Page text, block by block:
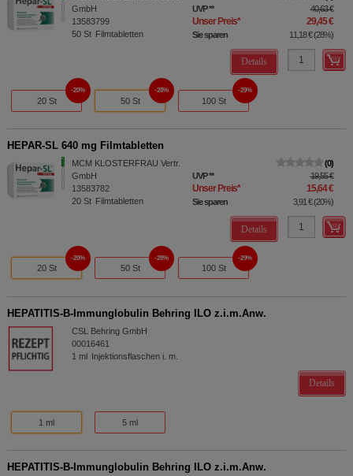
GmbH
13583799
50 St Filmtabletten
UVP** 40,63 €
Unser Preis* 29,45 €
Sie sparen 11,18 €(28%)
Details
20 St
20%
50 St
28%
100 St
29%
HEPAR-SL 640 mg Filmtabletten
MCM KLOSTERFRAU Vertr.
GmbH
13583782
20 St Filmtabletten
0
UVP** 19,55 €
Unser Preis* 15,64 €
Sie sparen 3,91 €(20%)
Details
20 St
20%
50 St
28%
100 St
29%
HEPATITIS-B-Immunglobulin Behring ILO z.i.m.Anw.
CSL Behring GmbH
00016461
1 ml Injektionsflaschen i. m.
Details
1 ml 5 ml
HEPATITIS-B-Immunglobulin Behring ILO z.i.m.Anw.